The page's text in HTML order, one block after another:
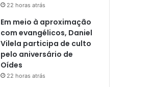
22 horas atrás
Em meio à aproximação
com evangélicos, Daniel
Vilela participa de culto
pelo aniversário de
Oídes
22 horas atrás